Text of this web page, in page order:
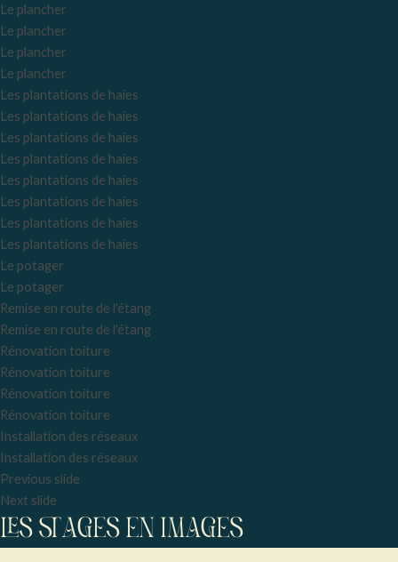
Le plancher
Le plancher
Le plancher
Le plancher
Les plantations de haies
Les plantations de haies
Les plantations de haies
Les plantations de haies
Les plantations de haies
Les plantations de haies
Les plantations de haies
Les plantations de haies
Le potager
Le potager
Remise en route de l'étang
Remise en route de l'étang
Rénovation toiture
Rénovation toiture
Rénovation toiture
Rénovation toiture
Installation des réseaux
Installation des réseaux
Previous slide
Next slide
LES STAGES EN IMAGES